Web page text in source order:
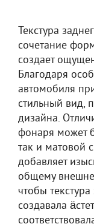
Текстура
сочетание
создает
Благодаря
автомобиля
стильный вид,
дизайна.
фонаря может
так и матовой
добавляет
общему
чтобы
создавала